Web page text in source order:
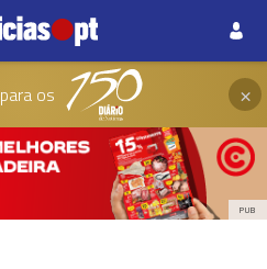
para os ×
PUB